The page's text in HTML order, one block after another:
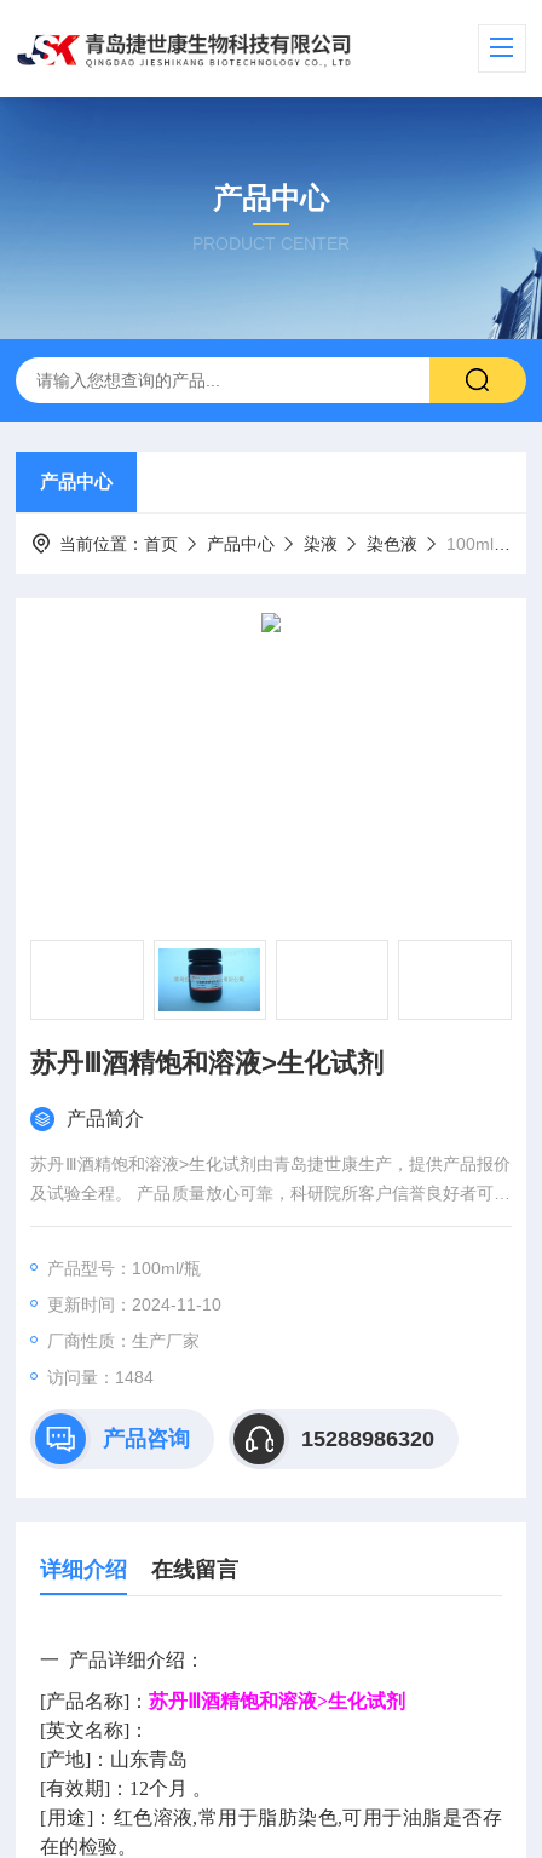
产品中心
PRODUCT CENTER
产品中心
当前位置：首页 产品中心 染液 染色液 100ml/瓶苏丹Ⅲ酒精饱和溶液>生化试剂
苏丹Ⅲ酒精饱和溶液>生化试剂
产品简介
苏丹Ⅲ酒精饱和溶液>生化试剂由青岛捷世康生产，提供产品报价
及试验全程。 产品质量放心可靠，科研院所客户信誉良好者可先
发货后付款。青岛捷世康专业提供科研用：染色液,缓冲液,溶液,
产品型号：100ml/瓶
更新时间：2024-11-10
厂商性质：生产厂家
访问量：1484
产品咨询 15288986320
详细介绍 在线留言
一 产品详细介绍：
[产品名称]：苏丹Ⅲ酒精饱和溶液>生化试剂
[英文名称]：
[产地]：山东青岛
[有效期]：12个月 。
[用途]：红色溶液,常用于脂肪染色,可用于油脂是否存
在的检验。